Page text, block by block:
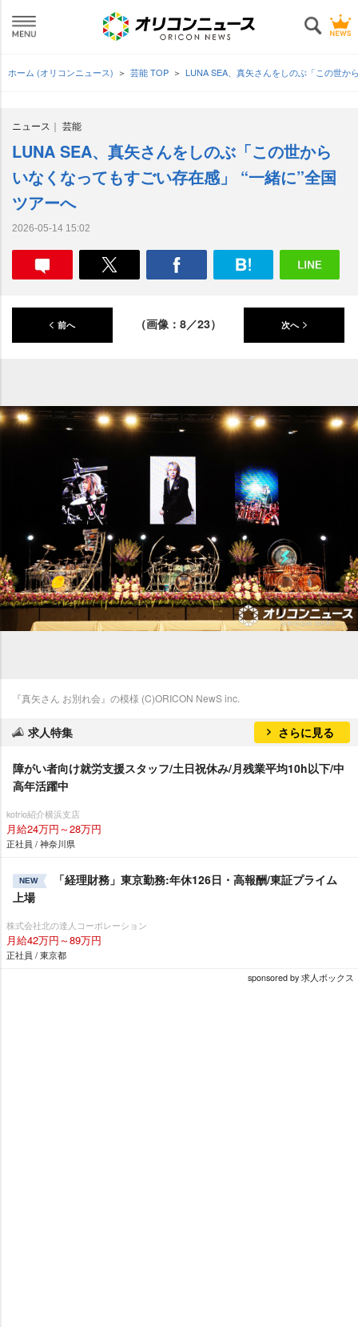
ホーム (オリコンニュース) 芸能 TOP LUNA SEA、真矢さんをしのぶ「この世か
ニュース 芸能
LUNA SEA、真矢さんをしのぶ「この世から
いなくなってもすごい存在感」 “一緒に”全国
ツアーへ
2026-05-14 15:02
前へ （画像：8／23） 次へ
『真矢さん お別れ会』の模様 (C)ORICON NewS inc.
求人特集 さらに見る
障がい者向け就労支援スタッフ/土日祝休み/月残業平均10h以下/中
高年活躍中
kotrio紹介横浜支店
月給24万円～28万円
正社員 / 神奈川県
NEW
「経理財務」東京勤務:年休126日・高報酬/東証プライム
上場
株式会社北の達人コーポレーション
月給42万円～89万円
正社員 / 東京都
sponsored by 求人ボックス